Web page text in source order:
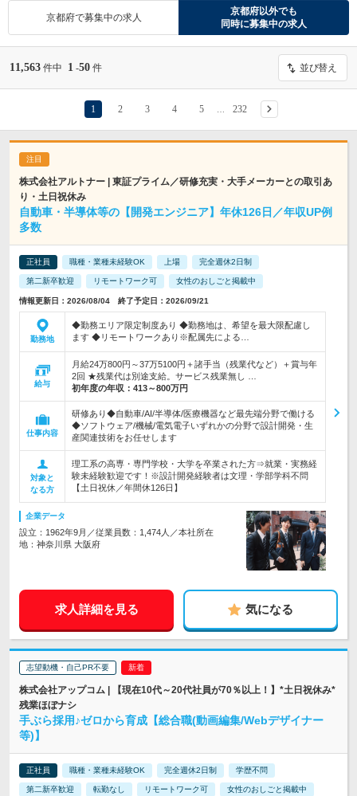
京都府で募集中の求人
京都府以外でも
同時に募集中の求人
11,563 件中 1 -50 件 並び替え
1 2 3 4 5 232
株式会社アルトナー | 東証プライム／研修充実・大手メーカーとの取引あ
り・土日祝休み
自動車・半導体等の【開発エンジニア】年休126日／年収UP例
多数
正社員 職種・業種未経験OK 上場 完全週休2日制
第二新卒歓迎 リモートワーク可 女性のおしごと掲載中
情報更新日：2026/08/04 終了予定日：2026/09/21
勤務地
◆勤務エリア限定制度あり ◆勤務地は、希望を最大限配慮し
ます ◆リモートワークあり※配属先による…
給与
月給24万800円～37万5100円＋諸手当（残業代など）＋賞与年
2回 ★残業代は別途支給。サービス残業無し …
初年度の年収： 413～800万円
仕事内容
研修あり◆自動車/AI/半導体/医療機器など最先端分野で働ける
◆ソフトウェア/機械/電気電子いずれかの分野で設計開発・生
産関連技術をお任せします
対象と
なる方
理工系の高専・専門学校・大学を卒業された方⇒就業・実務経
験未経験歓迎です！※設計開発経験者は文理・学部学科不問
【土日祝休／年間休126日】
企業データ
設立：1962年9月／従業員数：1,474人／本社所在
地：神奈川県 大阪府
求人詳細を見る 気になる
志望動機・自己PR不要
株式会社アップコム | 【現在10代～20代社員が70％以上！】*土日祝休み*
残業ほぼナシ
手ぶら採用♪ゼロから育成【総合職(動画編集/Webデザイナー
等)】
正社員 職種・業種未経験OK 完全週休2日制 学歴不問
第二新卒歓迎 転勤なし リモートワーク可 女性のおしごと掲載中